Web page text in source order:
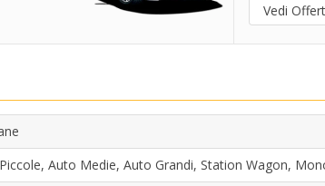
Vedi
Auto Medie, Auto Grandi, Station Wagon,